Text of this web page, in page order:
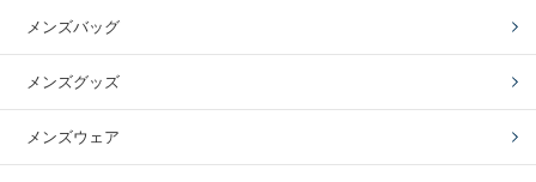
メンズバッグ
メンズグッズ
メンズウェア